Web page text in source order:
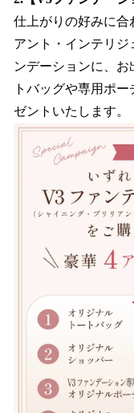
仕上がりの好みに合
アント・インテリ
ンデーションに、
トバッグや専用ポ
ゼントいたします。